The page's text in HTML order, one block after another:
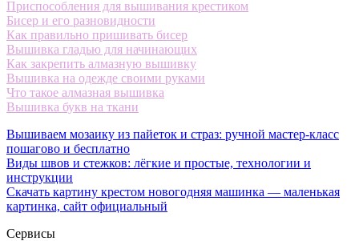
Приспособления для вышивания крестиком
Бисер и его разновидности
Как правильно пришивать бисер
Вышивка гладью для начинающих
Как закрепить алмазную вышивку
Вышивка на одежде своими руками
Что такое алмазная вышивка
Вышивка букв на ткани
Вышиваем мозаику из пайеток и страз: ручной мастер-класс
пошагово и бесплатно
Виды швов и стежков: лёгкие и простые, технологии и
инструкции
Скачать картину крестом новогодняя машинка — маленькая
картинка, сайт официальный
Сервисы